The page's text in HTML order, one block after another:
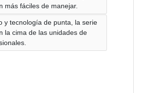
más fáciles de manejar.
y tecnología de punta, la serie
la cima de las unidades de